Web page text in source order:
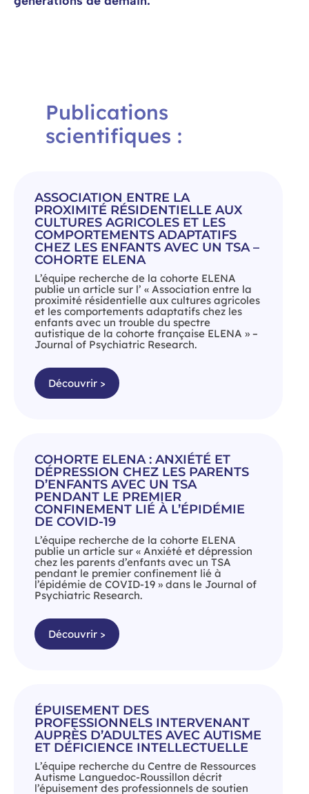
Publications
scientifiques :
ASSOCIATION ENTRE LA
PROXIMITÉ RÉSIDENTIELLE AUX
CULTURES AGRICOLES ET LES
COMPORTEMENTS ADAPTATIFS
CHEZ LES ENFANTS AVEC UN TSA –
COHORTE ELENA
L’équipe recherche de la cohorte ELENA
publie un article sur l’ « Association entre la
proximité résidentielle aux cultures agricoles
et les comportements adaptatifs chez les
enfants avec un trouble du spectre
autistique de la cohorte française ELENA » –
Journal of Psychiatric Research.
Découvrir >
COHORTE ELENA : ANXIÉTÉ ET
DÉPRESSION CHEZ LES PARENTS
D’ENFANTS AVEC UN TSA
PENDANT LE PREMIER
CONFINEMENT LIÉ À L’ÉPIDÉMIE
DE COVID-19
L’équipe recherche de la cohorte ELENA
publie un article sur « Anxiété et dépression
chez les parents d’enfants avec un TSA
pendant le premier confinement lié à
l’épidémie de COVID-19 » dans le Journal of
Psychiatric Research.
Découvrir >
ÉPUISEMENT DES
PROFESSIONNELS INTERVENANT
AUPRÈS D’ADULTES AVEC AUTISME
ET DÉFICIENCE INTELLECTUELLE
L’équipe recherche du Centre de Ressources
Autisme Languedoc-Roussillon décrit
l’épuisement des professionnels de soutien